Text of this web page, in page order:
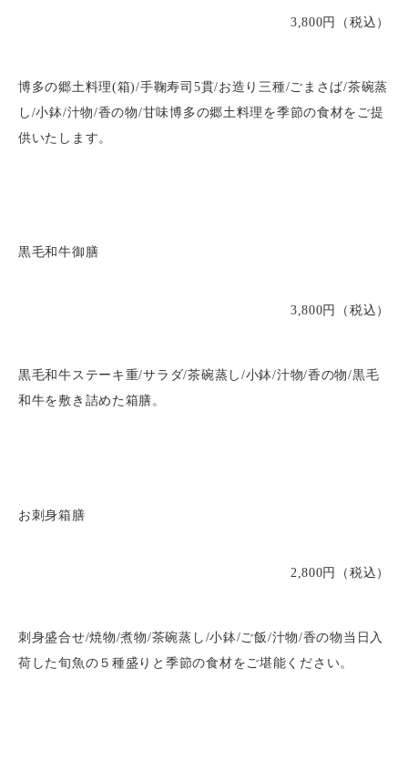
3,800円（税込）
博多の郷土料理(箱)/手鞠寿司5貫/お造り三種/ごまさば/茶碗蒸
し/小鉢/汁物/香の物/甘味博多の郷土料理を季節の食材をご提
供いたします。
黒毛和牛御膳
3,800円（税込）
黒毛和牛ステーキ重/サラダ/茶碗蒸し/小鉢/汁物/香の物/黒毛
和牛を敷き詰めた箱膳。
お刺身箱膳
2,800円（税込）
刺身盛合せ/焼物/煮物/茶碗蒸し/小鉢/ご飯/汁物/香の物当日入
荷した旬魚の５種盛りと季節の食材をご堪能ください。